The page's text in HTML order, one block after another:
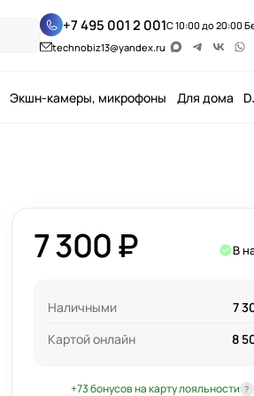
+7 495 001 2 001С 10:00 до 20:00
technobiz13@yandex.ru
Экшн-камеры, микрофоны Для дома
7 300 ₽ В
Наличными
7
Картой онлайн
8
+73 бонусов на карту лояльности ?